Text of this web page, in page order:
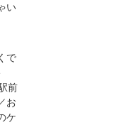
い
で
前
お
ケ